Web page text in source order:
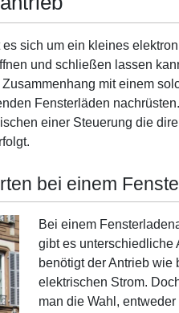
es sich um ein kleines
und schließen lassen
mit einem
Fensterläden
einer Steuerung die
bei einem
Bei einem
gibt es unterschiedliche
benötigt der Antrieb wie
elektrischen Strom.
man die Wahl,